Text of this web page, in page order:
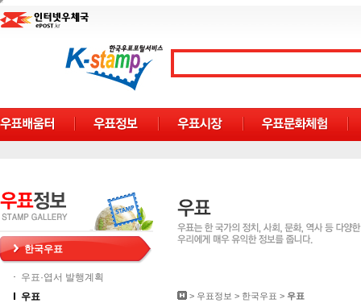
한국우표
우표·엽서 발행계획
우표
> 우표정보 > 한국우표 > 우표